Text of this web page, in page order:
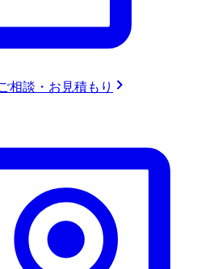
相談・お見積もり